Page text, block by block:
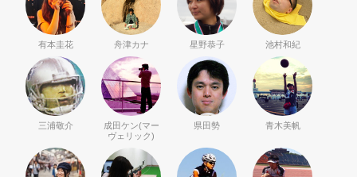
有本圭花 舟津カナ 星野恭子 池村和紀
三浦敬介
成田ケン(マー
ヴェリック)
県田勢 青木美帆